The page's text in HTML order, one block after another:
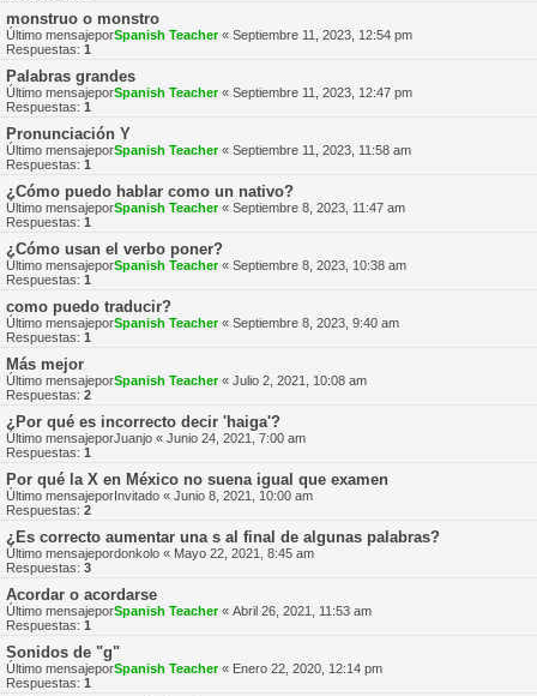
monstruo o monstro
Último mensajeporSpanish Teacher« Septiembre 11, 2023, 12:54 pm
Respuestas: 1
Palabras grandes
Último mensajeporSpanish Teacher« Septiembre 11, 2023, 12:47 pm
Respuestas: 1
Pronunciación Y
Último mensajeporSpanish Teacher« Septiembre 11, 2023, 11:58 am
Respuestas: 1
¿Cómo puedo hablar como un nativo?
Último mensajeporSpanish Teacher« Septiembre 8, 2023, 11:47 am
Respuestas: 1
¿Cómo usan el verbo poner?
Último mensajeporSpanish Teacher« Septiembre 8, 2023, 10:38 am
Respuestas: 1
como puedo traducir?
Último mensajeporSpanish Teacher« Septiembre 8, 2023, 9:40 am
Respuestas: 1
Más mejor
Último mensajeporSpanish Teacher« Julio 2, 2021, 10:08 am
Respuestas: 2
¿Por qué es incorrecto decir 'haiga'?
Último mensajeporJuanjo « Junio 24, 2021, 7:00 am
Respuestas: 1
Por qué la X en México no suena igual que examen
Último mensajeporInvitado « Junio 8, 2021, 10:00 am
Respuestas: 2
¿Es correcto aumentar una s al final de algunas palabras?
Último mensajepordonkolo « Mayo 22, 2021, 8:45 am
Respuestas: 3
Acordar o acordarse
Último mensajeporSpanish Teacher« Abril 26, 2021, 11:53 am
Respuestas: 1
Sonidos de "g"
Último mensajeporSpanish Teacher« Enero 22, 2020, 12:14 pm
Respuestas: 1